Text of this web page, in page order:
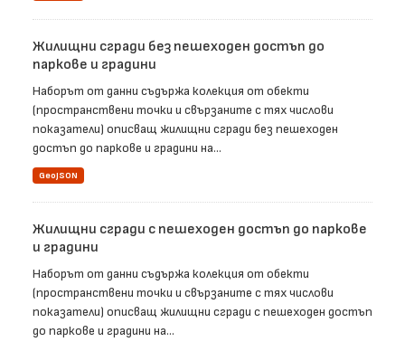
Жилищни сгради без пешеходен достъп до
паркове и градини
Наборът от данни съдържа колекция от обекти
(пространствени точки и свързаните с тях числови
показатели) описващ жилищни сгради без пешеходен
достъп до паркове и градини на...
GeoJSON
Жилищни сгради с пешеходен достъп до паркове
и градини
Наборът от данни съдържа колекция от обекти
(пространствени точки и свързаните с тях числови
показатели) описващ жилищни сгради с пешеходен достъп
до паркове и градини на...